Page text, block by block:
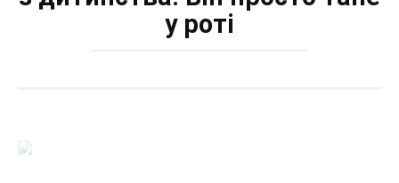
у роті